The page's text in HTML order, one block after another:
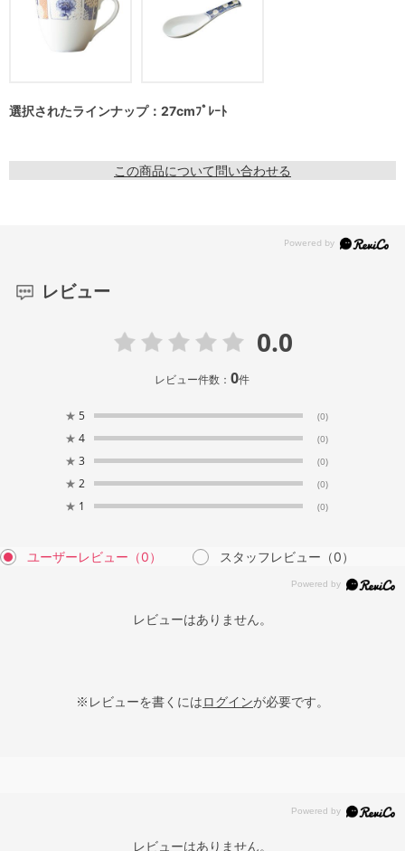
選択されたラインナップ：27cmﾌﾟﾚｰﾄ
この商品について問い合わせる
レビュー
0.0
レビュー件数：0件
★ 5 (0)
★ 4 (0)
★ 3 (0)
★ 2 (0)
★ 1 (0)
ユーザーレビュー （0） スタッフレビュー （0）
レビューはありません。
※レビューを書くにはログインが必要です。
レビューはありません。